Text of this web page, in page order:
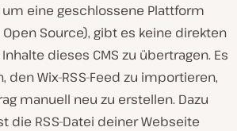
um eine geschlossene Plattform
Source), gibt es keine direkten
dieses CMS zu übertragen. Es
Wix-RSS-Feed zu importieren,
manuell neu zu erstellen. Dazu
die RSS-Datei deiner Webseite